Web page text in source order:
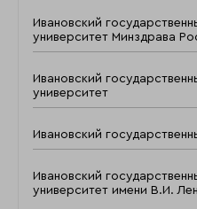
Ивановский
университет Минздрава
Ивановский
университет
Ивановский
Ивановский
университет имени В.И.